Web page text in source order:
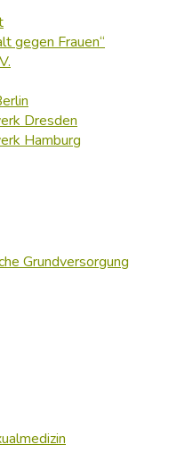
gegen Frauen“
Dresden
Hamburg
Grundversorgung